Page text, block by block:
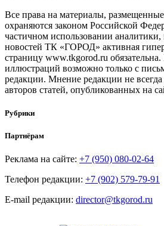
Все права на материалы,
охраняются законом Российской
частичном использовании
новостей ТК «ГОРОД» активная
страницу www.tkgorod.ru
иллюстраций возможно только с
редакции. Мнение редакции не
авторов статей, опубликованных на
Рубрики
Партнёрам
Реклама на сайте: +7 (950) 080-02-64
Телефон редакции: +7 (902) 579-79-91
E-mail редакции: director@tkgorod.ru